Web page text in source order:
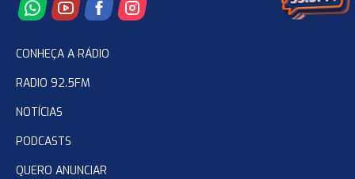
CONHEÇA A RÁDIO
RADIO 92.5FM
NOTÍCIAS
PODCASTS
QUERO ANUNCIAR